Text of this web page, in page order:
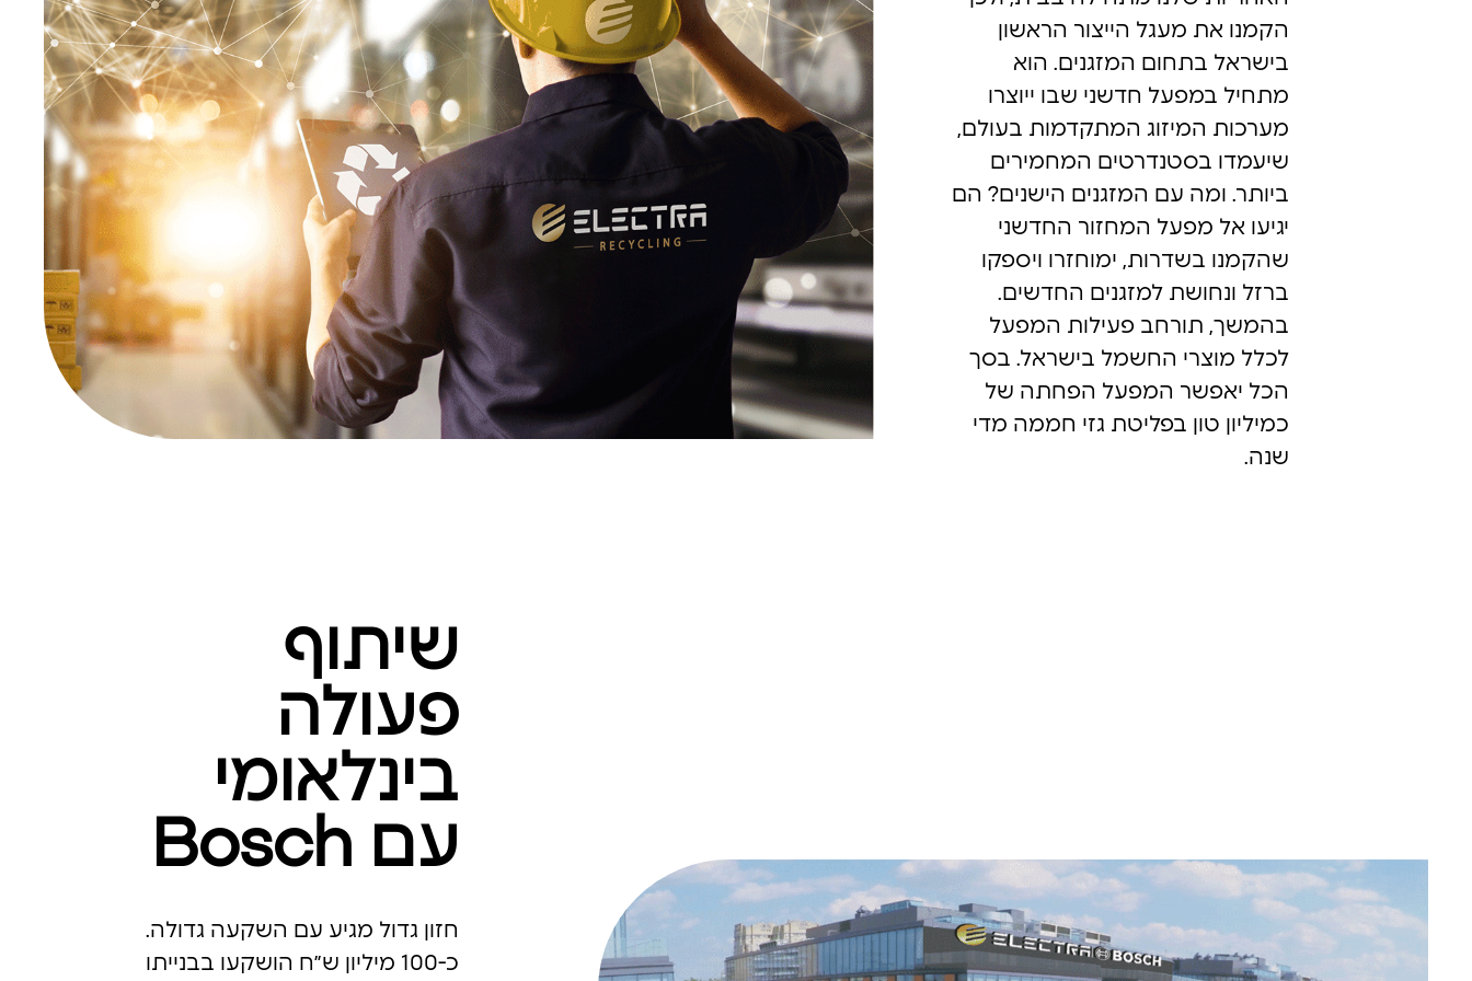
הקמנו את מעגל הייצור הראשון
בישראל בתחום המזגנים. הוא
מתחיל במפעל חדשני שבו ייוצרו
מערכות המיזוג המתקדמות בעולם,
שיעמדו בסטנדרטים המחמירים
ביותר. ומה עם המזגנים הישנים? הם
יגיעו אל מפעל המחזור החדשני
שהקמנו בשדרות, ימוחזרו ויספקו
ברזל ונחושת למזגנים החדשים.
בהמשך, תורחב פעילות המפעל
לכלל מוצרי החשמל בישראל. בסך
הכל יאפשר המפעל הפחתה של
כמיליון טון בפליטת גזי חממה מדי
שנה.
שיתוף
פעולה
בינלאומי
עם Bosch
חזון גדול מגיע עם השקעה גדולה.
כ-100 מיליון ש״ח הושקעו בבנייתו